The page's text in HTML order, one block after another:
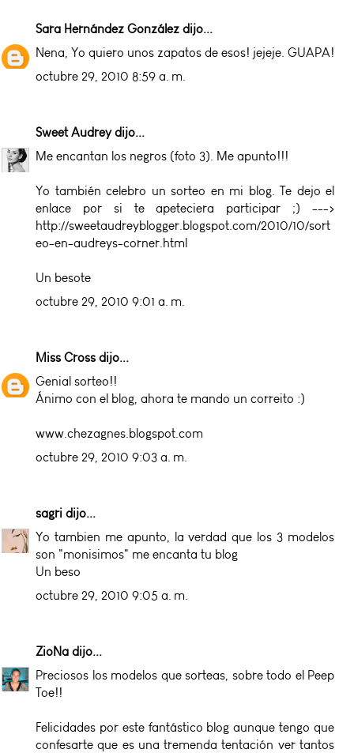
Sara Hernández González dijo...
Nena, Yo quiero unos zapatos de esos! jejeje. GUAPA!
octubre 29, 2010 8:59 a. m.
Sweet Audreydijo...
Me encantan los negros (foto 3). Me apunto!!!
Yo también celebro un sorteo en mi blog. Te dejo el
enlace por si te apeteciera participar ;) --->
http://sweetaudreyblogger.blogspot.com/2010/10/sort
eo-en-audreys-corner.html
Un besote
octubre 29, 2010 9:01 a. m.
Miss Cross dijo...
Genial sorteo!!
Ánimo con el blog, ahora te mando un correito :)
www.chezagnes.blogspot.com
octubre 29, 2010 9:03 a. m.
sagri dijo...
Yo tambien me apunto, la verdad que los 3 modelos
son "monisimos" me encanta tu blog
Un beso
octubre 29, 2010 9:05 a. m.
ZioNa dijo...
Preciosos los modelos que sorteas, sobre todo el Peep
Toe!!
Felicidades por este fantástico blog aunque tengo que
confesarte que es una tremenda tentación ver tantos